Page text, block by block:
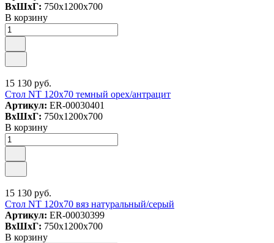
ВxШxГ: 750x1200x700
В корзину
15 130 руб.
Стол NT 120x70 темный орех/антрацит
Артикул: ER-00030401
ВxШxГ: 750x1200x700
В корзину
15 130 руб.
Стол NT 120x70 вяз натуральный/серый
Артикул: ER-00030399
ВxШxГ: 750x1200x700
В корзину